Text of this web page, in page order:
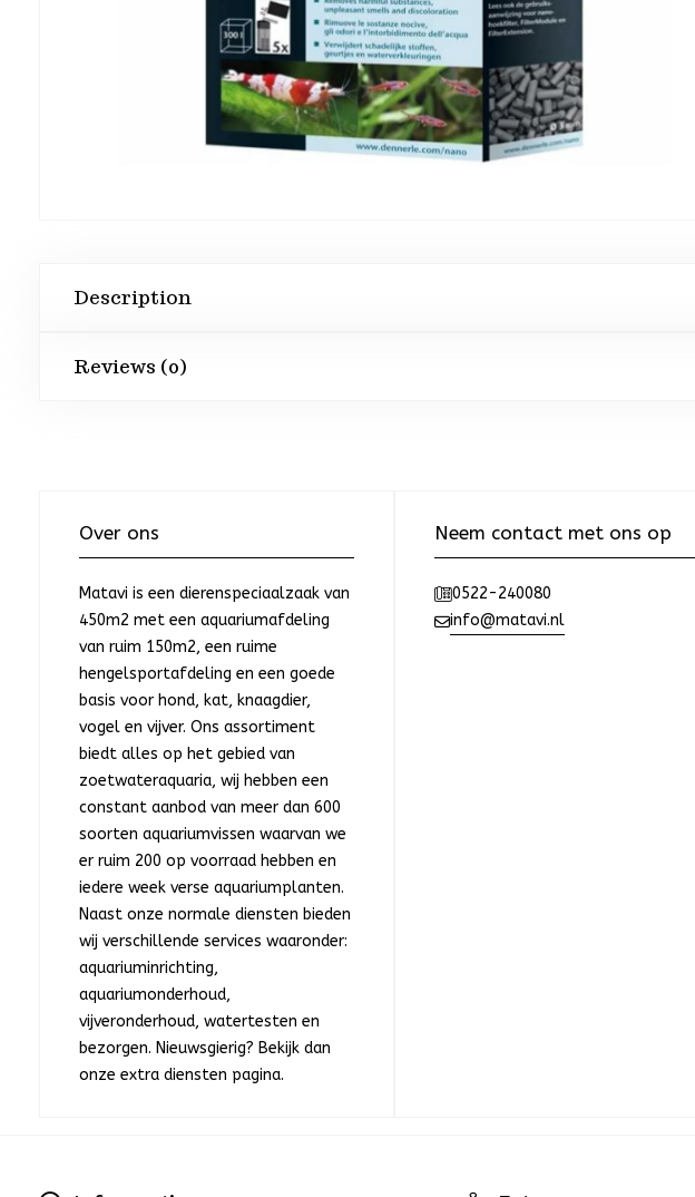
Description
Reviews (0)
Over ons
Matavi is een dierenspeciaalzaak van
450m2 met een aquariumafdeling
van ruim 150m2, een ruime
hengelsportafdeling en een goede
basis voor hond, kat, knaagdier,
vogel en vijver. Ons assortiment
biedt alles op het gebied van
zoetwateraquaria, wij hebben een
constant aanbod van meer dan 600
soorten aquariumvissen waarvan we
er ruim 200 op voorraad hebben en
iedere week verse aquariumplanten.
Naast onze normale diensten bieden
wij verschillende services waaronder:
aquariuminrichting,
aquariumonderhoud,
vijveronderhoud, watertesten en
bezorgen. Nieuwsgierig? Bekijk dan
onze extra diensten pagina.
Neem contact met ons op
0522-240080
info@matavi.nl